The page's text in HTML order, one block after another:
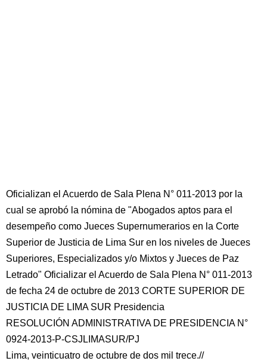
Oficializan el Acuerdo de Sala Plena N° 011-2013 por la
cual se aprobó la nómina de "Abogados aptos para el
desempeño como Jueces Supernumerarios en la Corte
Superior de Justicia de Lima Sur en los niveles de Jueces
Superiores, Especializados y/o Mixtos y Jueces de Paz
Letrado" Oficializar el Acuerdo de Sala Plena N° 011-2013
de fecha 24 de octubre de 2013 CORTE SUPERIOR DE
JUSTICIA DE LIMA SUR Presidencia
RESOLUCIÓN ADMINISTRATIVA DE PRESIDENCIA N°
0924-2013-P-CSJLIMASUR/PJ
Lima, veinticuatro de octubre de dos mil trece.//